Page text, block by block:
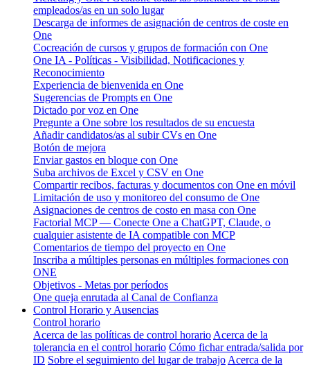
empleados/as en un solo lugar
Descarga de informes de asignación de centros de coste en
One
Cocreación de cursos y grupos de formación con One
One IA - Políticas - Visibilidad, Notificaciones y
Reconocimiento
Experiencia de bienvenida en One
Sugerencias de Prompts en One
Dictado por voz en One
Pregunte a One sobre los resultados de su encuesta
Añadir candidatos/as al subir CVs en One
Botón de mejora
Enviar gastos en bloque con One
Suba archivos de Excel y CSV en One
Compartir recibos, facturas y documentos con One en móvil
Limitación de uso y monitoreo del consumo de One
Asignaciones de centros de costo en masa con One
Factorial MCP — Conecte One a ChatGPT, Claude, o
cualquier asistente de IA compatible con MCP
Comentarios de tiempo del proyecto en One
Inscriba a múltiples personas en múltiples formaciones con
ONE
Objetivos - Metas por períodos
One queja enrutada al Canal de Confianza
Control Horario y Ausencias
Control horario
Acerca de las políticas de control horario Acerca de la
tolerancia en el control horario Cómo fichar entrada/salida por
ID Sobre el seguimiento del lugar de trabajo Acerca de la